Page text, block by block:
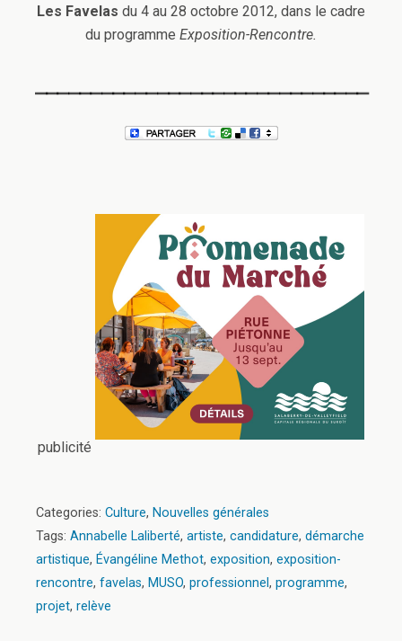
Les Favelas du 4 au 28 octobre 2012, dans le cadre
du programme Exposition-Rencontre.
publicité
Categories: Culture, Nouvelles générales
Tags: Annabelle Laliberté, artiste, candidature, démarche
artistique, Évangéline Methot, exposition, exposition-
rencontre, favelas, MUSO, professionnel , programme,
projet, relève